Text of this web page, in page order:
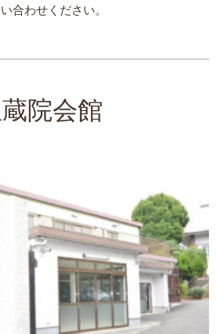
合わせください。
院会館